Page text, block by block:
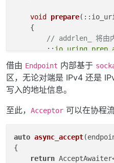
void prepare
{
// addrlen_ 将由内
        ::
借由 Endpoint 内部基于
区，无论对端是 IPv4 还是
写入的地址信息。
至此，
Acceptor 可以在协程
auto async_accept
{
return